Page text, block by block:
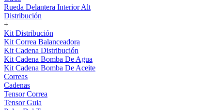
Rueda Delantera Interior Alt
Distribución
+
Kit Distribución
Kit Correa Balanceadora
Kit Cadena Distribución
Kit Cadena Bomba De Agua
Kit Cadena Bomba De Aceite
Correas
Cadenas
Tensor Correa
Tensor Guia